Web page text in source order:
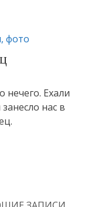
, фото
Ехали
нас в